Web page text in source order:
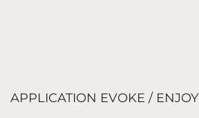
APPLICATION EVOKE / ENJOY